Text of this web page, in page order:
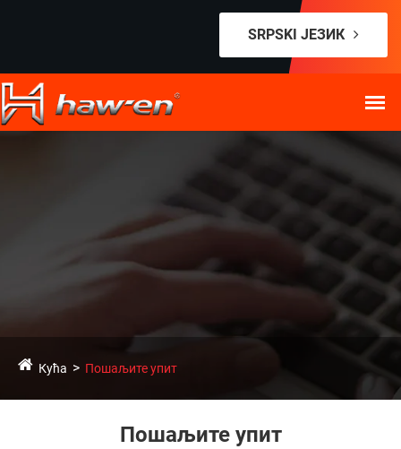
SRPSKI ЈЕЗИК
Кућа Пошаљите упит
Пошаљите упит